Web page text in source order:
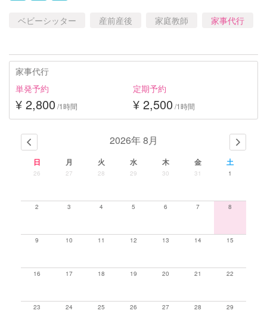
ベビーシッター 産前産後 家庭教師 家事代行
家事代行
単発予約
¥ 2,800 /1時間
定期予約
¥ 2,500 /1時間
2026年 8月
日 月 火 水 木 金 土
26 27 28 29 30 31 1
2 3 4 5 6 7 8
9 10 11 12 13 14 15
16 17 18 19 20 21 22
23 24 25 26 27 28 29